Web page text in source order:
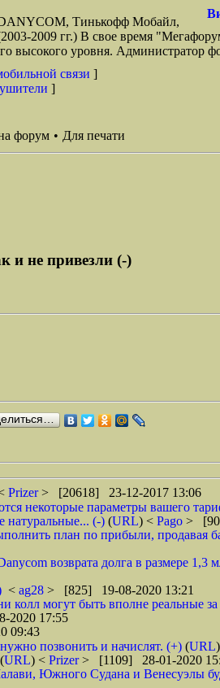
DANYCOM, Тинькофф Мобайл,
2009 гг.) В свое время
уровня. Администратор
связи ]
]
форум • Для печати
и не привезли (-)
Prizer> [20618] 23-12-2017 13:06
некоторые параметры вашего
натуральные... (-) (URL) < Pago >
план по прибыли, продавая
возврата долга в размере 1,3
< ag28 > [825] 19-08-2020 13:21
колл могут быть вполне реальные
17:55
09:43
позвонить и начислят. (+) (URL
(URL) < Prizer> [1109] 28-01-2020
Южного Судана и Венесуэлы